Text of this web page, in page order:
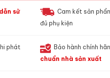
sử
Cam kết sản
đủ phụ kiện
phát
Bảo hành chính
chuẩn nhà sản xuất